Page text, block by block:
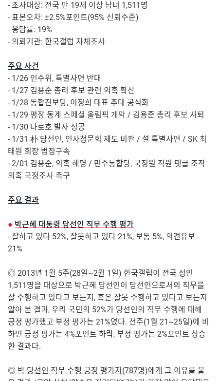
- 조사대상: 전국 만 19세 이상 남녀 1,511명
- 표본오차: ±2.5%포인트(95% 신뢰수준)
- 응답률: 19%
- 의뢰기관: 한국갤럽 자체조사
주요 사건
- 1/26 인수위, 특별사면 반대
- 1/27 김용준 총리 후보 관련 의혹 확산
- 1/28 통합진보당, 이정희 대표 추대 공식화
- 1/29 평창 동계 스페셜 올림픽 개막 / 김용준 총리 후보 사퇴
- 1/30 나로호 발사 성공
- 1/31 朴 당선인, 인사청문회 제도 비판 / 설 특별사면 / SK 최
태원 회장 법정구속
- 2/01 김용준, 의혹 해명 / 민주통합당, 국정원 직원 댓글 조작
의혹 국정조사 촉구
주요 결과
● 박근혜 대통령 당선인 직무 수행 평가
- 잘하고 있다 52%, 잘못하고 있다 21%, 보통 5%, 의견유보
21%
◎ 2013년 1월 5주(28일~2월 1일) 한국갤럽이 전국 성인
1,511명을 대상으로 박근혜 당선인이 당선인으로서의 직무를
잘 수행하고 있다고 보는지, 혹은 잘못 수행하고 있다고 보는지
알아 본 결과, 우리 국민의 52%가 당선인의 직무 수행에 대해
긍정 평가했고 부정 평가는 21%였다. 전주(1월 21~25일)에 비
하면 긍정 평가는 4%포인트 하락, 부정 평가는 2%포인트 상승
한 결과다.
◎ 박 당선인 직무 수행 긍정 평가자(787명)에게 그 이유를 물